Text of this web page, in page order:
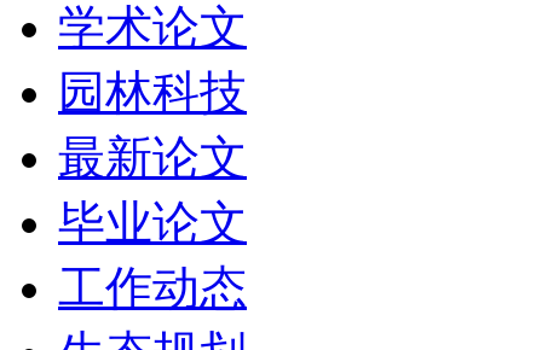
学术论文
园林科技
最新论文
毕业论文
工作动态